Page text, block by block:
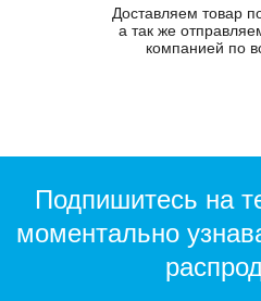
Доставляем товар
а так же
компанией по
Подпишитесь на
моментально